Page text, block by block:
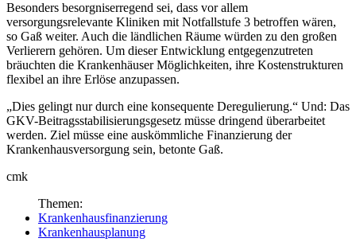
Besonders besorgniserregend sei, dass vor allem
versorgungsrelevante Kliniken mit Notfallstufe 3 betroffen wären,
so Gaß weiter. Auch die ländlichen Räume würden zu den großen
Verlierern gehören. Um dieser Entwicklung entgegenzutreten
bräuchten die Krankenhäuser Möglichkeiten, ihre Kostenstrukturen
flexibel an ihre Erlöse anzupassen.
„Dies gelingt nur durch eine konsequente Deregulierung.“ Und: Das
GKV-Beitragsstabilisierungsgesetz müsse dringend überarbeitet
werden. Ziel müsse eine auskömmliche Finanzierung der
Krankenhausversorgung sein, betonte Gaß.
cmk
Themen:
Krankenhausfinanzierung
Krankenhausplanung